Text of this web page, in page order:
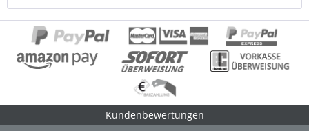
Kundenbewertungen